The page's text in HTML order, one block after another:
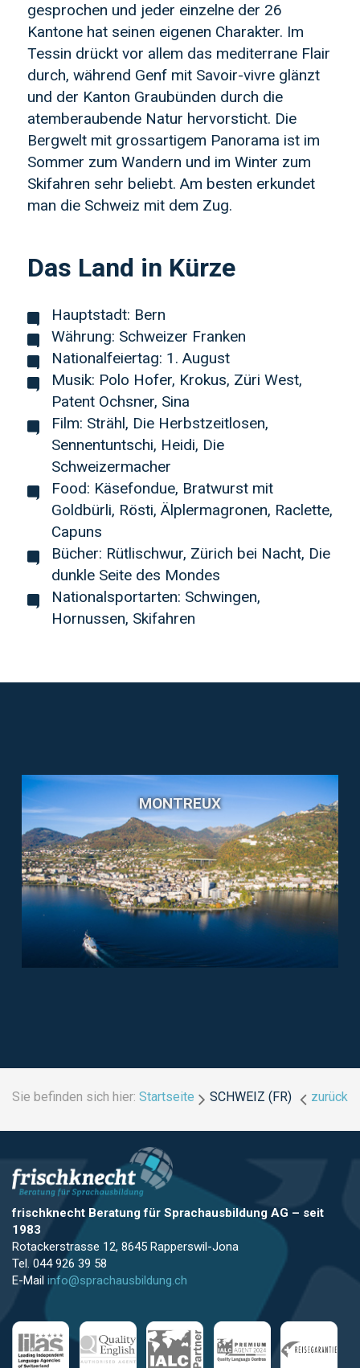
gesprochen und jeder einzelne der 26
Kantone hat seinen eigenen Charakter. Im
Tessin drückt vor allem das mediterrane Flair
durch, während Genf mit Savoir-vivre glänzt
und der Kanton Graubünden durch die
atemberaubende Natur hervorsticht. Die
Bergwelt mit grossartigem Panorama ist im
Sommer zum Wandern und im Winter zum
Skifahren sehr beliebt. Am besten erkundet
man die Schweiz mit dem Zug.
Das Land in Kürze
Hauptstadt: Bern
Währung: Schweizer Franken
Nationalfeiertag: 1. August
Musik: Polo Hofer, Krokus, Züri West,
Patent Ochsner, Sina
Film: Strähl, Die Herbstzeitlosen,
Sennentuntschi, Heidi, Die
Schweizermacher
Food: Käsefondue, Bratwurst mit
Goldbürli, Rösti, Älplermagronen, Raclette,
Capuns
Bücher: Rütlischwur, Zürich bei Nacht, Die
dunkle Seite des Mondes
Nationalsportarten: Schwingen,
Hornussen, Skifahren
MONTREUX
Sie befinden sich hier: Startseite SCHWEIZ (FR) zurück
frischknecht Beratung für Sprachausbildung AG – seit
1983
Rotackerstrasse 12, 8645 Rapperswil-Jona
Tel. 044 926 39 58
E-Mail info@sprachausbildung.ch